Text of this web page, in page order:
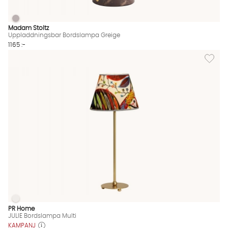
Uppladdningsbar Bordslampa Greige Finns även i dessa
Uppladdningsbar Bordslampa Greige
Madam Stoltz
Uppladdningsbar Bordslampa Greige
1165 :-
Lägg
JULIE Bordslampa Multi Finns även i dessa färger:
JULIE Bordslampa Multi
PR Home
JULIE Bordslampa Multi
KAMPANJ